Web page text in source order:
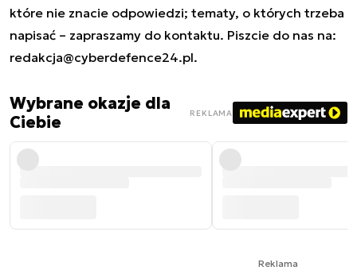
które nie znacie odpowiedzi; tematy, o których trzeba
napisać – zapraszamy do kontaktu. Piszcie do nas na:
redakcja@cyberdefence24.pl.
Wybrane okazje dla
Ciebie
REKLAMA
Reklama